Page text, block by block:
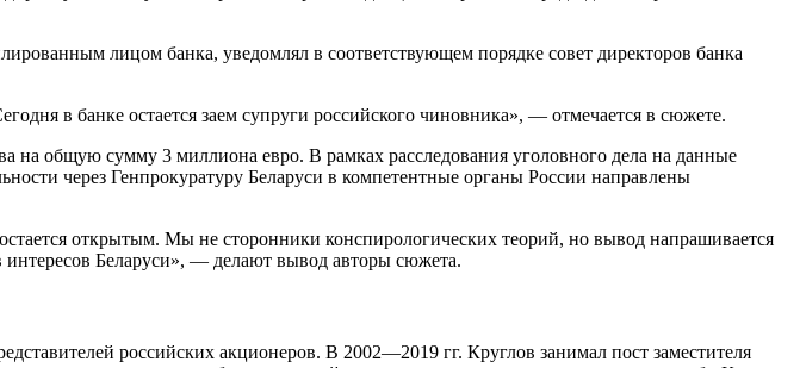
лицом банка, уведомлял в соответствующем порядке совет директоров банка
в банке остается заем супруги российского чиновника», — отмечается в сюжете.
на общую сумму 3 миллиона евро. В рамках расследования уголовного дела на данные
через Генпрокуратуру Беларуси в компетентные органы России направлены
открытым. Мы не сторонники конспирологических теорий, но вывод напрашивается
Беларуси», — делают вывод авторы сюжета.
российских акционеров. В 2002—2019 гг. Круглов занимал пост заместителя